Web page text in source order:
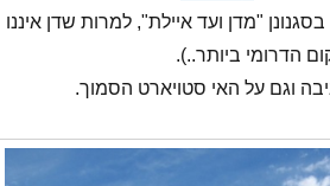
"מדן ועד איילת", למרות שדן איננו
הדרומי ביותר..).
וגם על האי סטויארט הסמוך.